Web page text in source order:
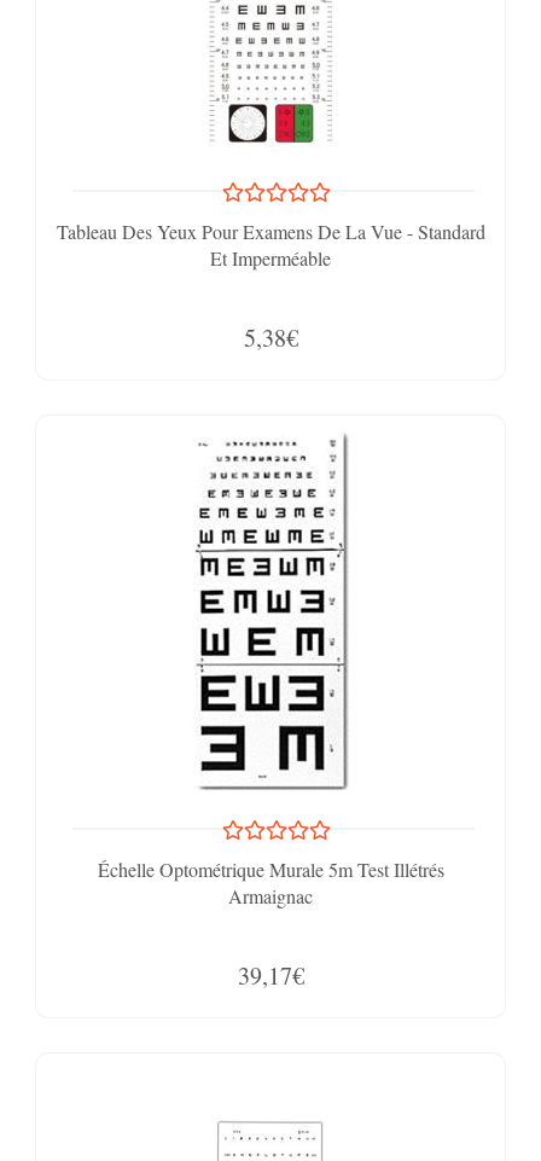
Tableau Des Yeux Pour Examens De La Vue - Standard
Et Imperméable
5,38€
Échelle Optométrique Murale 5m Test Illétrés
Armaignac
39,17€